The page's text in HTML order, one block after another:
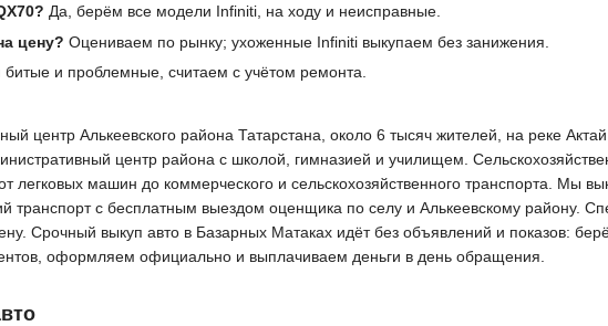
Да, берём все модели Infiniti, на ходу и неисправные.
цену? Оцениваем по рынку; ухоженные Infiniti выкупаем без занижения.
и проблемные, считаем с учётом ремонта.
центр Алькеевского района Татарстана, около 6 тысяч жителей, на реке
центр района с школой, гимназией и училищем.
легковых машин до коммерческого и сельскохозяйственного транспорта. Мы
транспорт с бесплатным выездом оценщика по селу и Алькеевскому району.
Срочный выкуп авто в Базарных Матаках идёт без объявлений и показов:
оформляем официально и выплачиваем деньги в день обращения.